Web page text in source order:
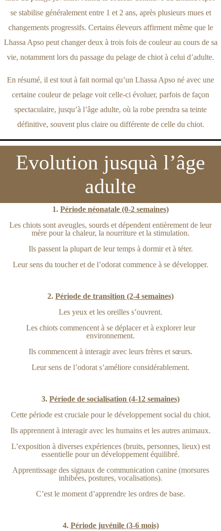
se stabilise généralement entre 1 et 2 ans, après plusieurs mues et
changements progressifs. Certains éleveurs affirment même que le
Lhassa Apso peut changer deux à trois fois de couleur au cours de sa
vie, notamment lors du passage du pelage de chiot à celui d’adulte.
En résumé, il est tout à fait normal qu’un Lhassa Apso né avec une
certaine couleur de pelage voit celle-ci évoluer, parfois de façon
spectaculaire, jusqu’à l’âge adulte, où la robe prendra sa teinte
définitive, souvent plus claire ou différente de celle du chiot.
Evolution jusquà l’âge
adulte
1. Période néonatale (0-2 semaines)
Les chiots sont aveugles, sourds et dépendent entièrement de leur
mère pour la chaleur, la nourriture et la stimulation.
Ils passent la plupart de leur temps à dormir et à téter.
Leur sens du toucher et de l’odorat commence à se développer.
2. Période de transition (2-4 semaines)
Les yeux et les oreilles s’ouvrent.
Les chiots commencent à se déplacer et à explorer leur
environnement.
Ils commencent à interagir avec leurs frères et sœurs.
Leur sens de l’odorat s’améliore considérablement.
3. Période de socialisation (4-12 semaines)
Cette période est cruciale pour le développement social du chiot.
Ils apprennent à interagir avec les humains et les autres animaux.
L’exposition à diverses expériences (bruits, personnes, lieux) est
essentielle pour un développement équilibré.
Apprentissage des signaux de communication canine (morsures
inhibées, postures, vocalisations).
C’est le moment d’apprendre les ordres de base.
4. Période juvénile (3-6 mois)